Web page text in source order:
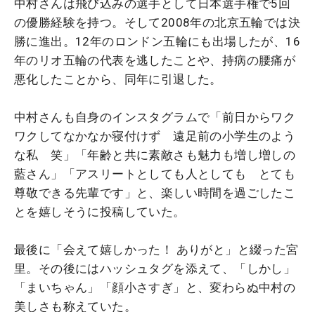
中村さんは飛び込みの選手として日本選手権で5回
の優勝経験を持つ。そして2008年の北京五輪では決
勝に進出。12年のロンドン五輪にも出場したが、16
年のリオ五輪の代表を逃したことや、持病の腰痛が
悪化したことから、同年に引退した。
中村さんも自身のインスタグラムで「前日からワク
ワクしてなかなか寝付けず 遠足前の小学生のよう
な私 笑」「年齢と共に素敵さも魅力も増し増しの
藍さん」「アスリートとしても人としても とても
尊敬できる先輩です」と、楽しい時間を過ごしたこ
とを嬉しそうに投稿していた。
最後に「会えて嬉しかった！ ありがと」と綴った宮
里。その後にはハッシュタグを添えて、「しかし」
「まいちゃん」「顔小さすぎ」と、変わらぬ中村の
美しさも称えていた。